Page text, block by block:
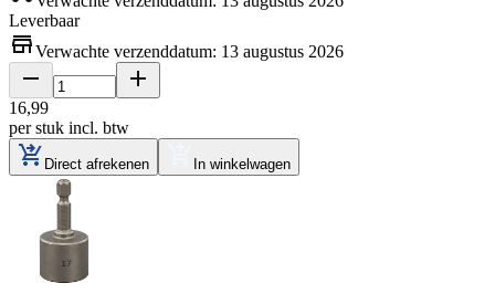
Leverbaar
Verwachte verzenddatum: 13 augustus 2026
16,99
per stuk incl. btw
Direct afrekenen In winkelwagen